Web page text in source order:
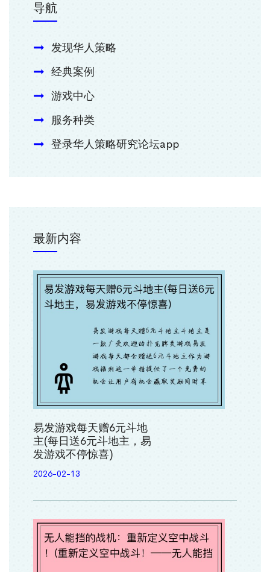
导航
发现华人策略
经典案例
游戏中心
服务种类
登录华人策略研究论坛app
最新内容
易发游戏每天赠6元斗地
主(每日送6元斗地主，易
发游戏不停惊喜)
2026-02-13